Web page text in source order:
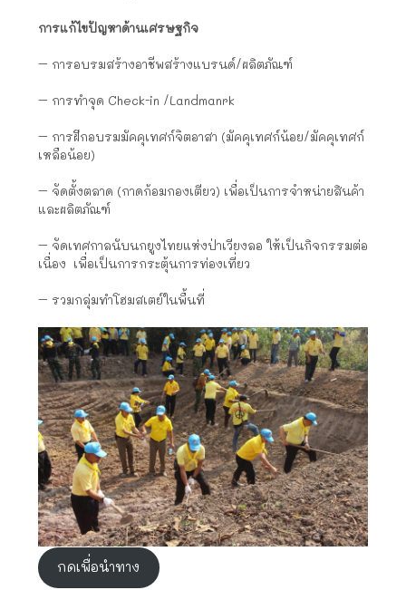
การแก้ไขปัญหาด้านเศรษฐกิจ
– การอบรมสร้างอาชีพสร้างแบรนด์/ผลิตภัณฑ์
– การทำจุด Check-in /Landmanrk
– การฝึกอบรมมัคคุเทศก์จิตอาสา (มัคคุเทศก์น้อย/มัคคุเทศก์
เหลือน้อย)
– จัดตั้งตลาด (กาดก้อมกองเตียว) เพื่อเป็นการจำหน่ายสินค้า
และผลิตภัณฑ์
– จัดเทศกาลนับนกยูงไทยแห่งป่าเวียงลอ ให้เป็นกิจกรรมต่อ
เนื่อง เพื่อเป็นการกระตุ้นการท่องเที่ยว
– รวมกลุ่มทำโฮมสเตย์ในพื้นที่
กดเพื่อนำทาง